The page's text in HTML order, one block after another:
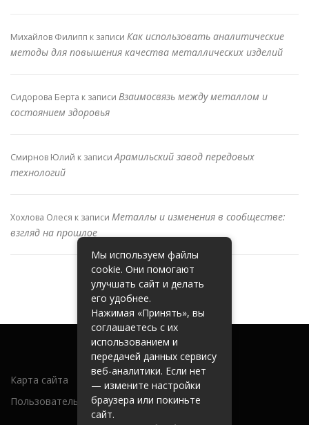
Михайлов Филипп к записи Как использовать аналитические
методы для повышения качества металлических изделий
Сидорова Берта к записи Взаимосвязь между металлом и
состоянием здоровья
Смирнов Юлий к записиАрамильский завод передовых
технологий
Хохлова Олеся к записи Металлы и изменения в сообществе:
взгляд на прошлое
Карта сайта
Пользовательское соглашение
Мы используем файлы
cookie. Они помогают
улучшать сайт и делать
его удобнее.
Нажимая «Принять», вы
соглашаетесь с их
использованием и
передачей данных сервису
веб-аналитики. Если нет
— измените настройки
браузера или покиньте
сайт.